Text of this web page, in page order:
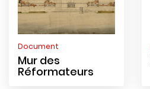
Document
Mur des
Réformateurs